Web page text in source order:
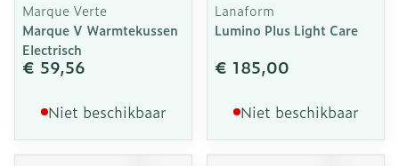
Marque Verte
Marque V Warmtekussen
Electrisch
€ 59,56
Niet beschikbaar
Lanaform
Lumino Plus Light Care
€ 185,00
Niet beschikbaar